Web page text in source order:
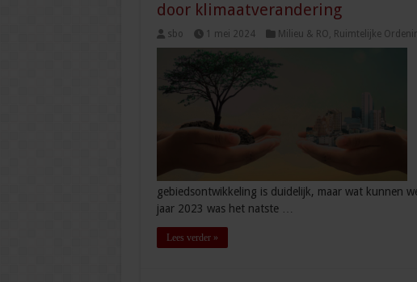
door klimaatverandering
sbo 1 mei 2024 Milieu & RO, Ruimtelijke
gebiedsontwikkeling is duidelijk, maar wat kunnen
jaar 2023 was het natste …
Lees verder »